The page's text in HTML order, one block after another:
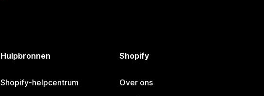
Hulpbronnen
Shopify-helpcentrum
Shopify
Over ons